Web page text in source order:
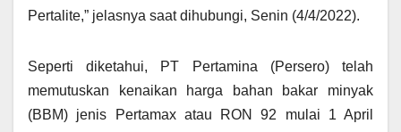
Pertalite,” jelasnya saat dihubungi, Senin (4/4/2022).
Seperti diketahui, PT Pertamina (Persero) telah
memutuskan kenaikan harga bahan bakar minyak
(BBM) jenis Pertamax atau RON 92 mulai 1 April